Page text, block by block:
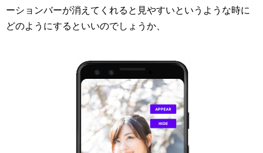
ーションバーが消えてくれると見やすいというような時に
どのようにするといいのでしょうか、